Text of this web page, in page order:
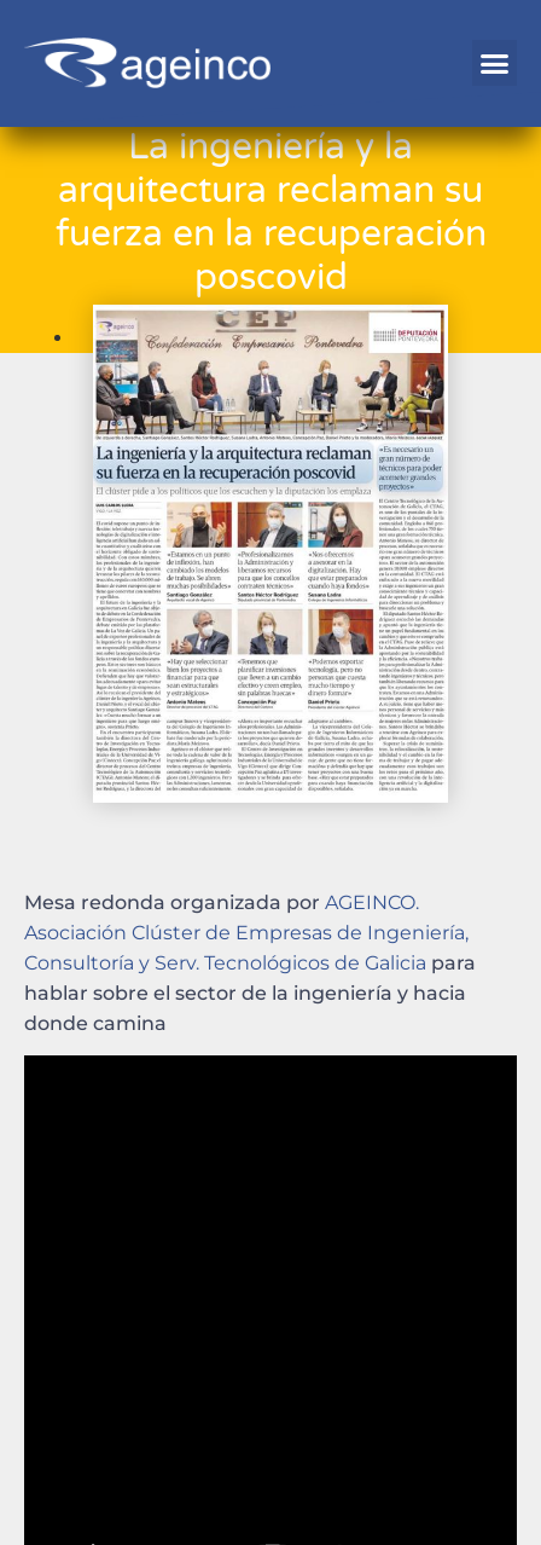
La ingeniería y la
arquitectura reclaman su
fuerza en la recuperación
poscovid
27/12/2021
Mesa redonda organizada por AGEINCO.
Asociación Clúster de Empresas de Ingeniería,
Consultoría y Serv. Tecnológicos de Galicia para
hablar sobre el sector de la ingeniería y hacia
donde camina